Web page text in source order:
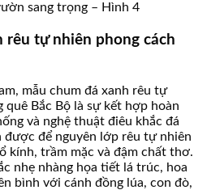
sang trọng – Hình 4
rêu tự nhiên phong cách
mẫu chum đá xanh rêu tự
quê Bắc Bộ là sự kết hợp hoàn
và nghệ thuật điêu khắc đá
được để nguyên lớp rêu tự nhiên
kính, trầm mặc và đậm chất thơ.
nhẹ nhàng họa tiết lá trúc, hoa
bình với cánh đồng lúa, con đò,